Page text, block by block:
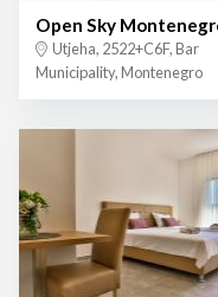
Open Sky
Utjeha, 2522+C6F, Bar
Municipality, Montenegro